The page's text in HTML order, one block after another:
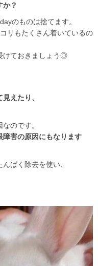
か？
のものは捨てます。
リもたくさん着いているの
けておきましょう◎
えたり、
のです。
障害の原因にもなります
ぱく除去を使い、